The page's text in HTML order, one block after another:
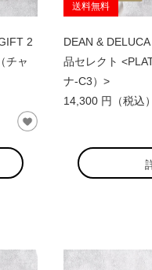
2
チャ
送料無料
DEAN &
品セレクト
ナ-C3）>
14,300 円（税込）